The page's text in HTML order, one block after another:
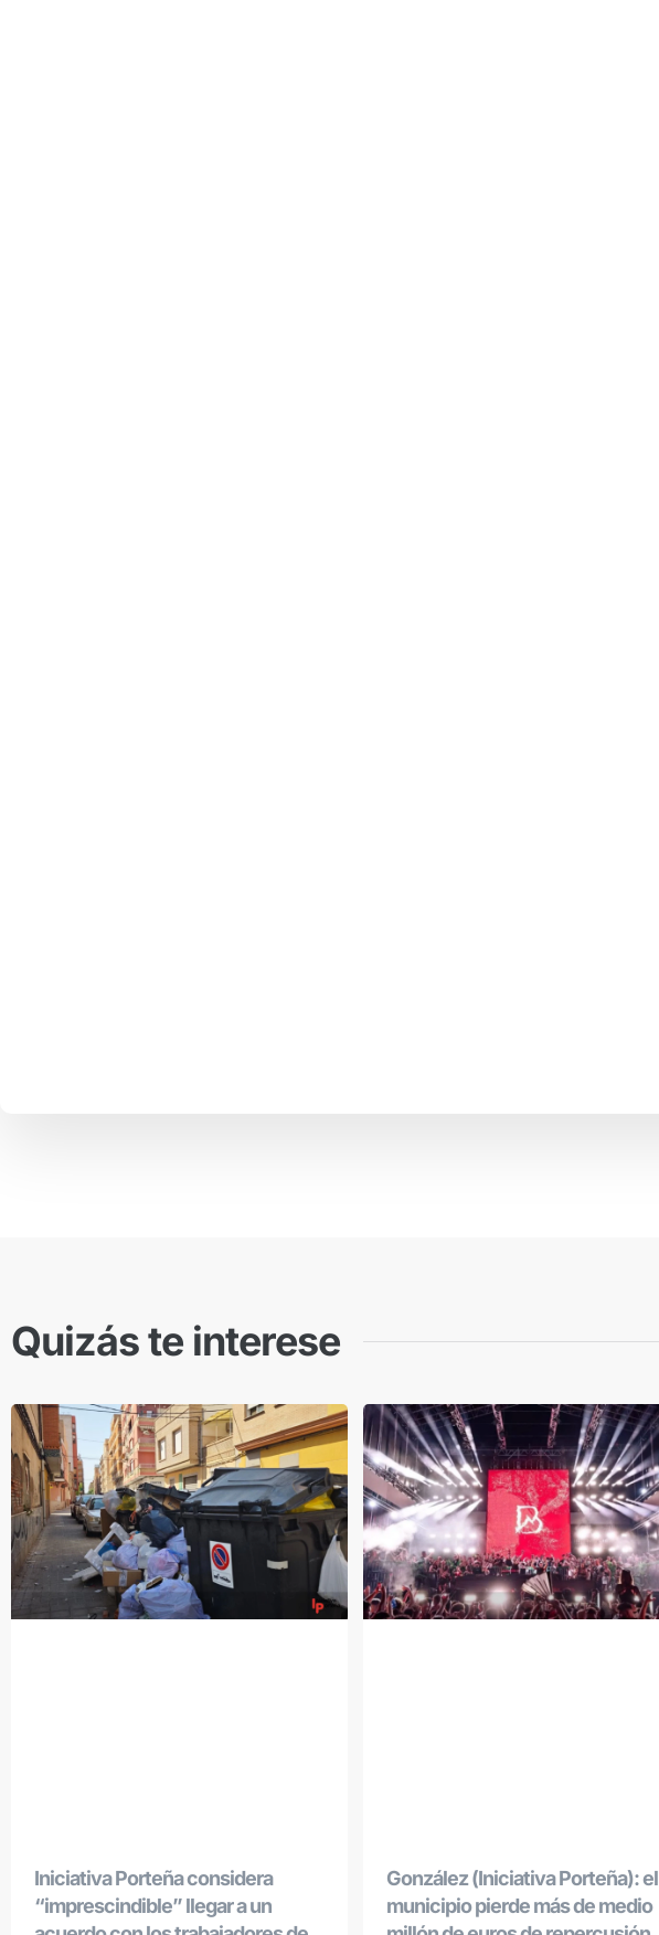
Quizás te interese
Iniciativa Porteña considera
“imprescindible” llegar a un
González (Iniciativa Porteña): el
municipio pierde más de medio